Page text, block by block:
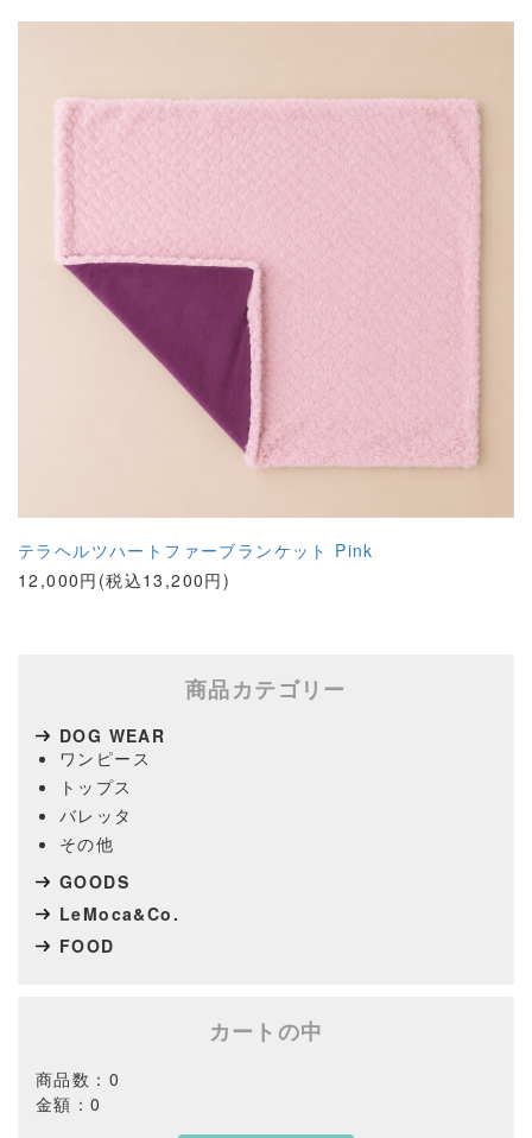
テラヘルツハートファーブランケット Pink
12,000円(税込13,200円)
商品カテゴリー
DOG WEAR
ワンピース
トップス
バレッタ
その他
GOODS
LeMoca&Co.
FOOD
カートの中
商品数：0
金額：0